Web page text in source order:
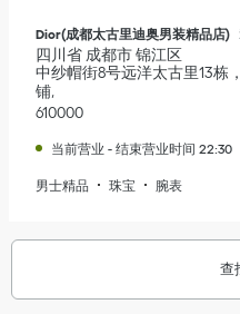
Dior(成都太古里迪奥男装精品店)
四川省 成都市锦江区
中纱帽街8号远洋太古里13栋
铺
610000
当前营业 - 结束营业时间 22:30
男士精品 珠宝 腕表
查